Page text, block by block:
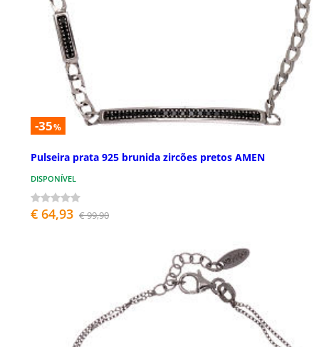
-35%
Pulseira prata 925 brunida zircões pretos AMEN
DISPONÍVEL
€ 64,93 € 99,90